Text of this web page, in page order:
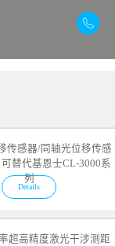
传感器/同轴光位移传感
替代基恩士CL-3000系
列
Details
超高精度激光干涉测距